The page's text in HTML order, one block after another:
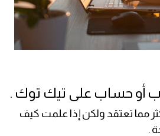
مما تعتقد ولكن إذا علمت كيف
.